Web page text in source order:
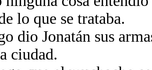
lo que se trataba.
dio Jonatán sus
ciudad.